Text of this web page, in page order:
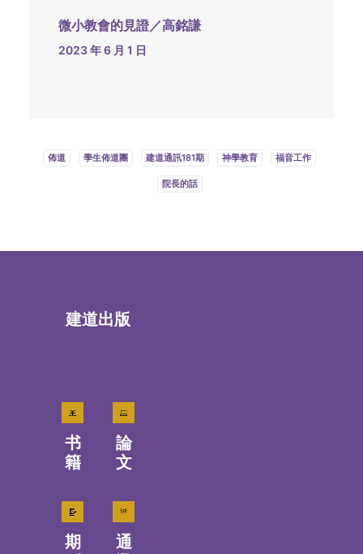
微小教會的見證／高銘謙
2023 年 6 月 1 日
佈道 學生佈道團 建道通訊181期 神學教育 福音工作
院長的話
建道出版
书
籍
論
文
期
通